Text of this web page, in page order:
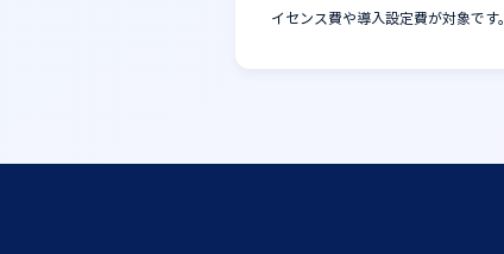
イセンス費や導入設定費が対象です。